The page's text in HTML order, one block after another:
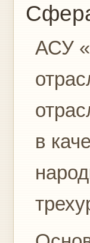
АСУ
в